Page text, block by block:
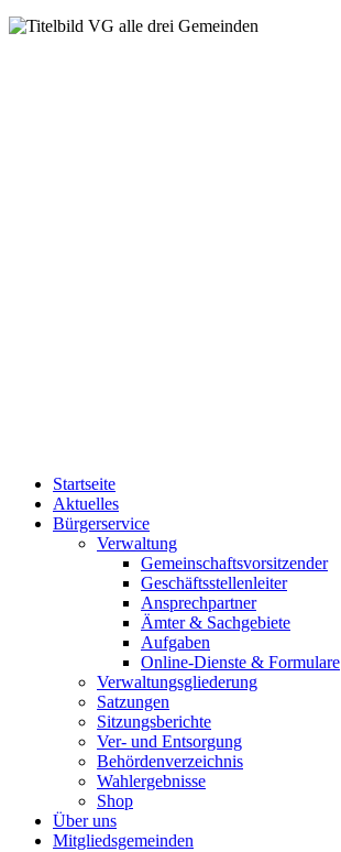
Startseite
Aktuelles
Bürgerservice
Verwaltung
Gemeinschaftsvorsitzender
Geschäftsstellenleiter
Ansprechpartner
Ämter & Sachgebiete
Aufgaben
Online-Dienste & Formulare
Verwaltungsgliederung
Satzungen
Sitzungsberichte
Ver- und Entsorgung
Behördenverzeichnis
Wahlergebnisse
Shop
Über uns
Mitgliedsgemeinden